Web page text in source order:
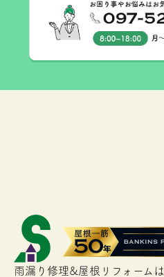
雨漏り修理&屋根リフォームは